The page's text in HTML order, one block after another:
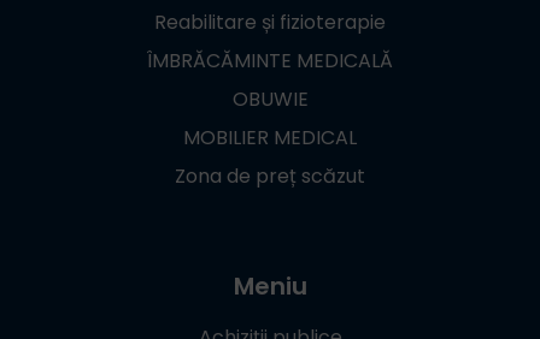
Reabilitare și fizioterapie
ÎMBRĂCĂMINTE MEDICALĂ
OBUWIE
MOBILIER MEDICAL
Zona de preț scăzut
Meniu